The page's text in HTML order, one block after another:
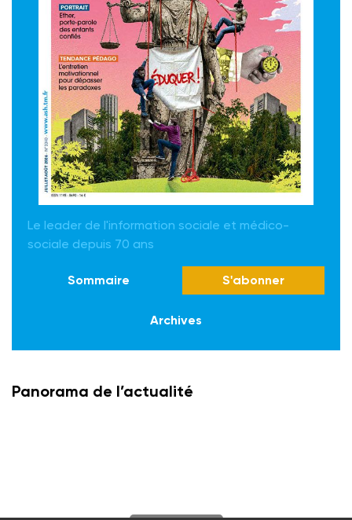
Le leader de l'information sociale et médico-
sociale depuis 70 ans
Sommaire S'abonner
Archives
Panorama de l’actualité